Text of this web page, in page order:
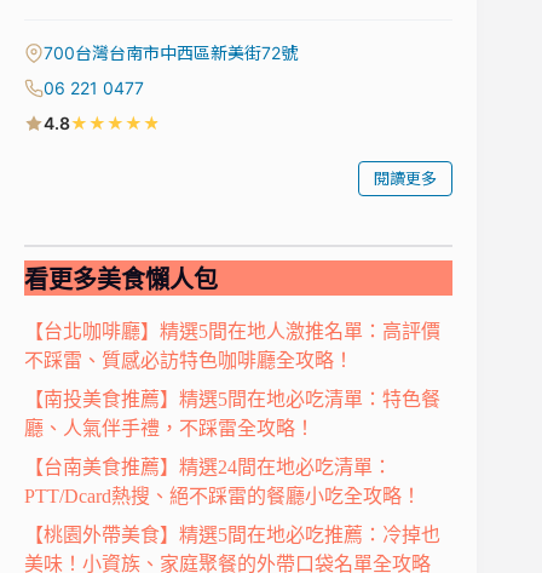
700台灣台南市中西區新美街72號
06 221 0477
4.8★★★★★
閱讀更多
看更多美食懶人包
【台北咖啡廳】精選5間在地人激推名單：高評價
不踩雷、質感必訪特色咖啡廳全攻略！
【南投美食推薦】精選5間在地必吃清單：特色餐
廳、人氣伴手禮，不踩雷全攻略！
【台南美食推薦】精選24間在地必吃清單：
PTT/Dcard熱搜、絕不踩雷的餐廳小吃全攻略！
【桃園外帶美食】精選5間在地必吃推薦：冷掉也
美味！小資族、家庭聚餐的外帶口袋名單全攻略